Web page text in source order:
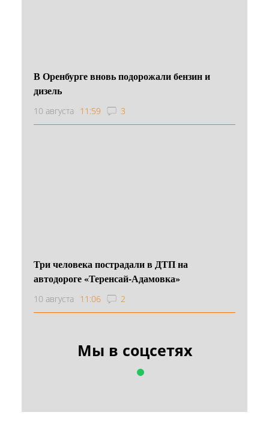
В Оренбурге вновь подорожали бензин и
дизель
10 августа 11:59 3
Три человека пострадали в ДТП на
автодороге «Теренсай-Адамовка»
10 августа 11:06 2
Мы в соцсетях